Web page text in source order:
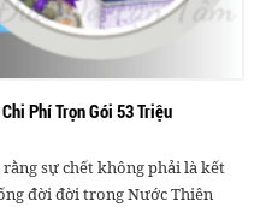
Phí Trọn Gói 53 Triệu
sự chết không phải là kết
đời đời trong Nước Thiên